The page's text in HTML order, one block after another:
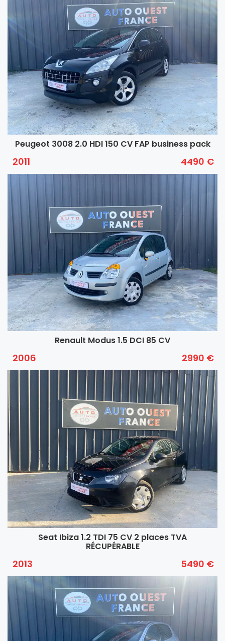
Peugeot 3008 2.0 HDI 150 CV FAP business pack
2011 4490 €
Renault Modus 1.5 DCI 85 CV
2006 2990 €
Seat Ibiza 1.2 TDI 75 CV 2 places TVA
RÉCUPÉRABLE
2013 5490 €